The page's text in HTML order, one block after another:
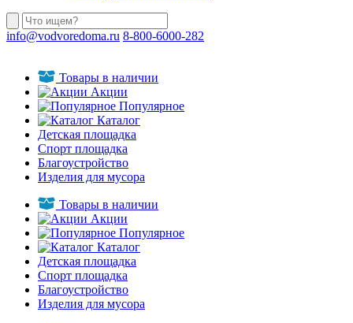
info@vodvoredoma.ru 8-800-6000-282
Товары в наличии
Акции
Популярное
Каталог
Детская площадка
Спорт площадка
Благоустройство
Изделия для мусора
Товары в наличии
Акции
Популярное
Каталог
Детская площадка
Спорт площадка
Благоустройство
Изделия для мусора